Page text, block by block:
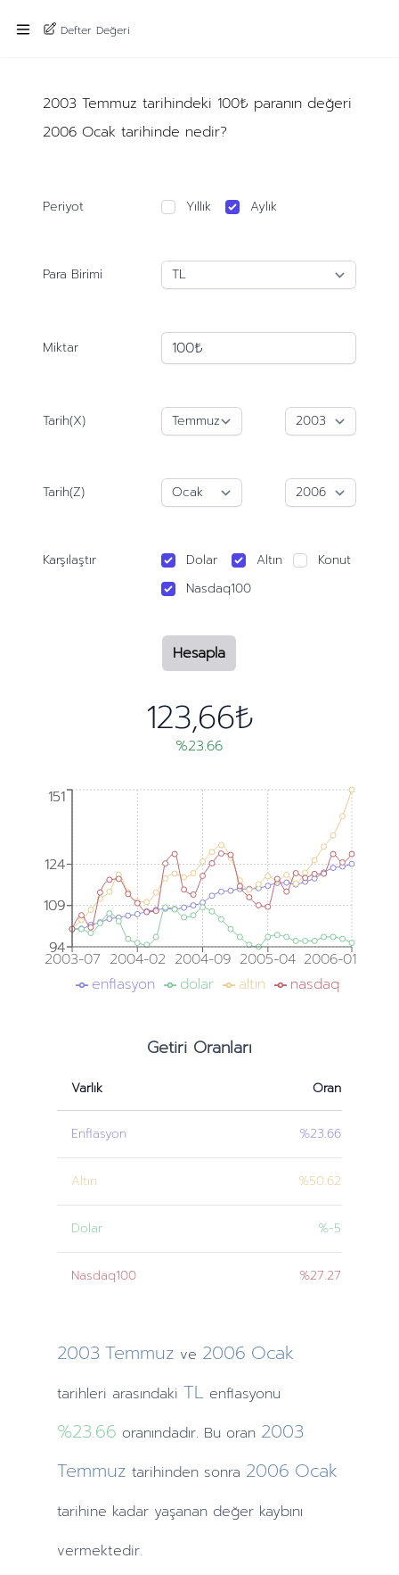
Defter Değeri
2003 Temmuz tarihindeki 100₺ paranın değeri
2006 Ocak tarihinde nedir?
Periyot Yıllık Aylık
Para Birimi
Miktar
Tarih(X)
Tarih(Z)
Karşılaştır Dolar Altın
Konut
Nasdaq100
Hesapla
123,66₺
%23.66
2003-07 2004-02 2004-09 2005-04 2006-01
94
109
124
151
94
109
124
151
enflasyon dolar altın nasdaq
Getiri Oranları
Varlık Oran
Enflasyon %23.66
Altın %50.62
Dolar %-5
Nasdaq100 %27.27
2003 Temmuz ve 2006 Ocak
tarihleri arasındaki TLenflasyonu
%23.66 oranındadır. Bu oran 2003
Temmuz tarihindensonra 2006 Ocak
tarihine kadar yaşanan değer kaybını
vermektedir.